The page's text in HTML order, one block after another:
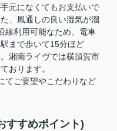
元になくてもお支払いで
、風通しの良い湿気が溜
線利用可能なため、電車
まで歩いて15分ほど
湘南ライヴでは横須賀市
おります。
てご要望やこだわりなど
すすめポイント)